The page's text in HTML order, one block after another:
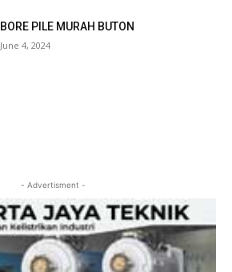
BORE PILE MURAH BUTON
June 4, 2024
- Advertisment -